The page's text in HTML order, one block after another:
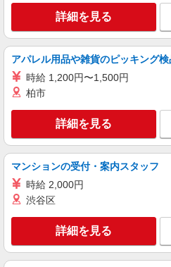
時給1,190〜
大阪府門真市三
キープ
戦力エージェント株式会社
検査・梱包
時給1350〜
勤の場合、22：
払いも対応しております！ 【
↓】 世帯主手当（
者1万円、お子様一人
給1350円×８
大阪府門真市
キープ
詳細を見る
アパレル用品や雑貨のピッキング検
時給 1,200円〜1,500円
柏市
詳細を見る
マンションの受付・案内スタッフ
時給 2,000円
渋谷区
詳細を見る